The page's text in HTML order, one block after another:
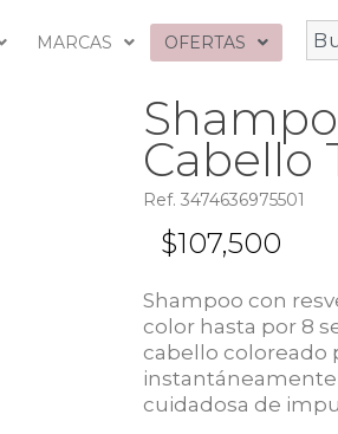
MARCAS OFERTAS
Cabello
Ref. 3474636975501
$107,500
Shampoo con
color hasta por 8
cabello coloreado
cuidadosa de